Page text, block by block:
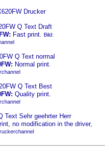
Fast print.
Bild:
Normal print.
Quality print.
no modification in the driver,